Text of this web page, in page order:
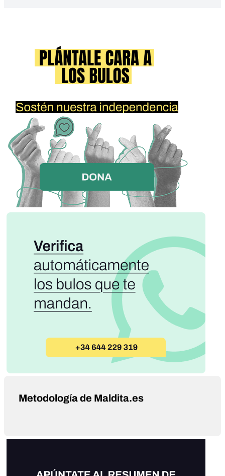
Metodología de Maldita.es